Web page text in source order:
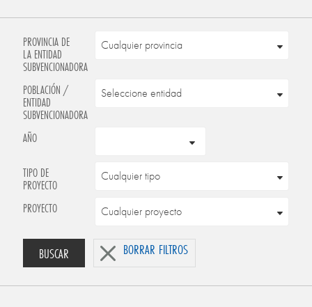
PROVINCIA DE
LA ENTIDAD
SUBVENCIONADORA
POBLACIÓN /
ENTIDAD
SUBVENCIONADORA
AÑO
TIPO DE
PROYECTO
PROYECTO
BUSCAR BORRAR FILTROS